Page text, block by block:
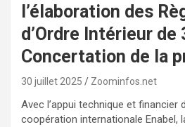
l’élaboration des
d’Ordre Intérieur de
Concertation de la
30 juillet 2025 Zoominfos.net
Avec l’appui technique et financier
coopération internationale Enabel,